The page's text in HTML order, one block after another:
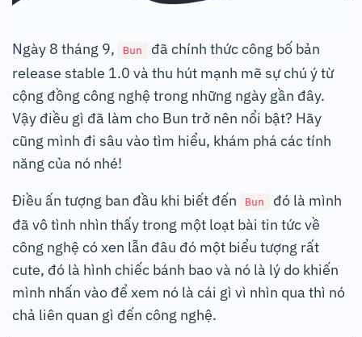
Ngày 8 tháng 9, Bun
đã chính thức công bố bản
release stable 1.0 và thu hút mạnh mẽ sự chú ý từ
cộng đồng công nghệ trong những ngày gần đây.
Vậy điều gì đã làm cho Bun trở nên nổi bật? Hãy
cũng mình đi sâu vào tìm hiểu, khám phá các tính
năng của nó nhé!
Điều ấn tượng ban đầu khi biết đến
Bun
đó là mình
đã vô tình nhìn thấy trong một loạt bài tin tức về
công nghệ có xen lẫn đâu đó một biểu tượng rất
cute, đó là hình chiếc bánh bao và nó là lý do khiến
mình nhấn vào để xem nó là cái gì vì nhìn qua thì nó
chả liên quan gì đến công nghệ.